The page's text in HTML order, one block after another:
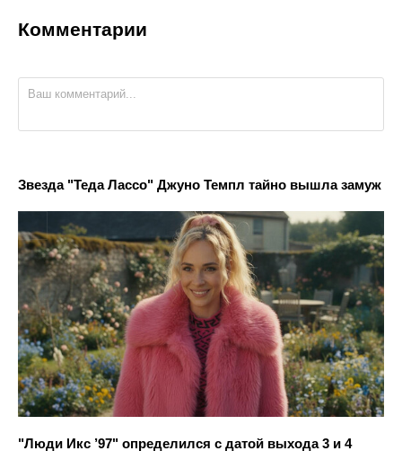
Комментарии
Звезда "Теда Лассо" Джуно Темпл тайно вышла замуж
"Люди Икс ’97" определился с датой выхода 3 и 4